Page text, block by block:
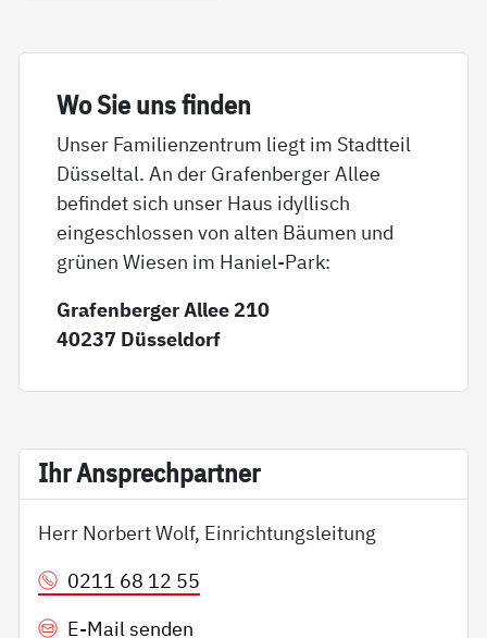
Wo Sie uns fin­den
Unser Familienzentrum liegt im Stadtteil
Düsseltal. An der Grafenberger Allee
befindet sich unser Haus idyllisch
eingeschlossen von alten Bäumen und
grünen Wiesen im Haniel-Park:
Grafenberger Allee 210
40237 Düsseldorf
Ihr An­sp­rech­part­ner
Herr Norbert Wolf, Einrichtungsleitung
0211 68 12 55
E-Mail senden